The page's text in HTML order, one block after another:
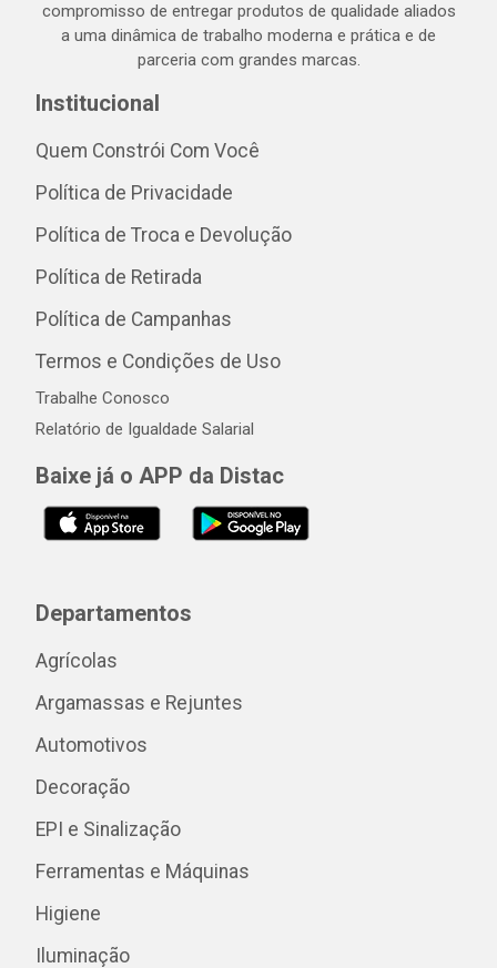
compromisso de entregar produtos de qualidade aliados
a uma dinâmica de trabalho moderna e prática e de
parceria com grandes marcas.
Institucional
Quem Constrói Com Você
Política de Privacidade
Política de Troca e Devolução
Política de Retirada
Política de Campanhas
Termos e Condições de Uso
Trabalhe Conosco
Relatório de Igualdade Salarial
Baixe já o APP da Distac
Departamentos
Agrícolas
Argamassas e Rejuntes
Automotivos
Decoração
EPI e Sinalização
Ferramentas e Máquinas
Higiene
Iluminação